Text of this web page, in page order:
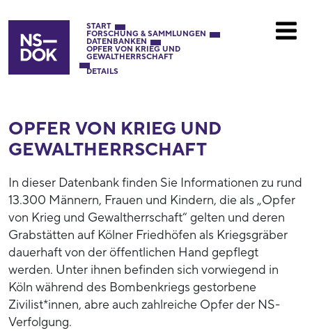
START
FORSCHUNG & SAMMLUNGEN
DATENBANKEN
OPFER VON KRIEG UND
GEWALTHERRSCHAFT
DETAILS
OPFER VON KRIEG UND
GEWALTHERRSCHAFT
In dieser Datenbank finden Sie Informationen zu rund
13.300 Männern, Frauen und Kindern, die als „Opfer
von Krieg und Gewaltherrschaft“ gelten und deren
Grabstätten auf Kölner Friedhöfen als Kriegsgräber
dauerhaft von der öffentlichen Hand gepflegt
werden. Unter ihnen befinden sich vorwiegend in
Köln während des Bombenkriegs gestorbene
Zivilist*innen, abre auch zahlreiche Opfer der NS-
Verfolgung.